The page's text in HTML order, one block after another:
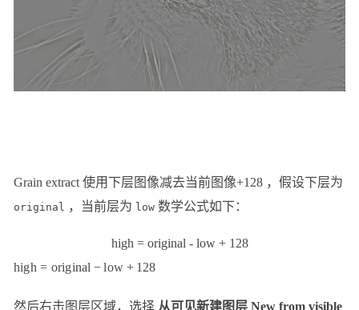
Grain extract 使用下层图像减去当前图像+128 ，假设下层为
original ，当前层为 low 数学公式如下：
high = original - low + 128
high = original − low + 128
然后右击图层区域，选择 从可见新建图层 New from visible